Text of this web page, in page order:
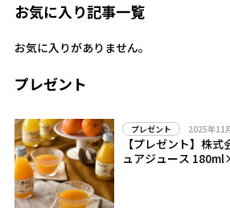
お気に入り記事一覧
お気に入りがありません。
プレゼント
プレゼント 2025年11
【プレゼント】株
ュアジュース